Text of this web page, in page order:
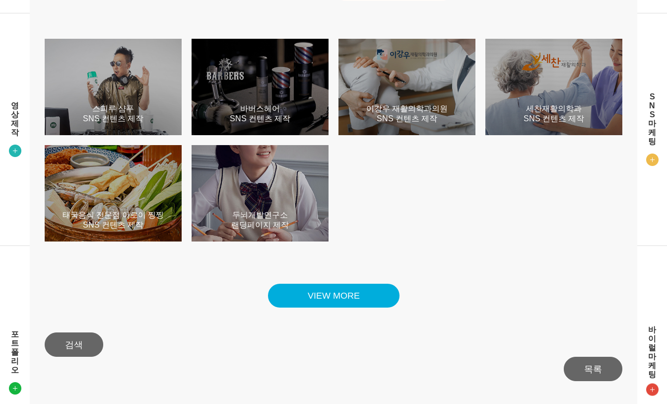
영
상
제
작
포
트
폴
리
오
S
N
S
마
케
팅
바
이
럴
마
케
팅
스피루 샴푸
SNS 컨텐츠 제작
바버스헤어
SNS 컨텐츠 제작
이강우 재활의학과의원
SNS 컨텐츠 제작
세찬재활의학과
SNS 컨텐츠 제작
태국음식 전문점 아로이 찡찡
SNS 컨텐츠 제작
두뇌개발연구소
랜딩페이지 제작
VIEW MORE
검색
목록